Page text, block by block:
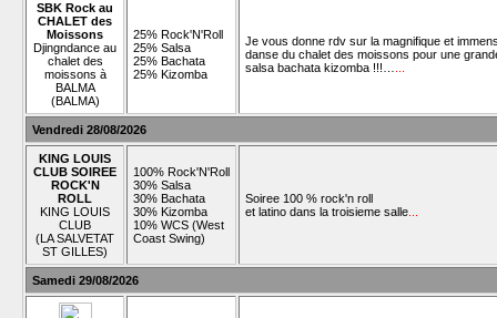
SBK Rock au
CHALET des
Moissons
Djingndance au
chalet des
moissons à
BALMA
(BALMA)
25% Rock'N'Roll
25% Salsa
25% Bachata
25% Kizomba
Je vous donne rdv sur la magnifique et
danse du chalet des moissons pour une
salsa bachata kizomba !!!…
Vendredi 28/08/2026
KING LOUIS
CLUB SOIREE
ROCK'N
ROLL
KING LOUIS
CLUB
(LA SALVETAT
ST GILLES)
100% Rock'N'Roll
30% Salsa
30% Bachata
30% Kizomba
10% WCS (West
Coast Swing)
Soiree 100 % rock'n roll
et latino dans la troisieme salle
Samedi 29/08/2026